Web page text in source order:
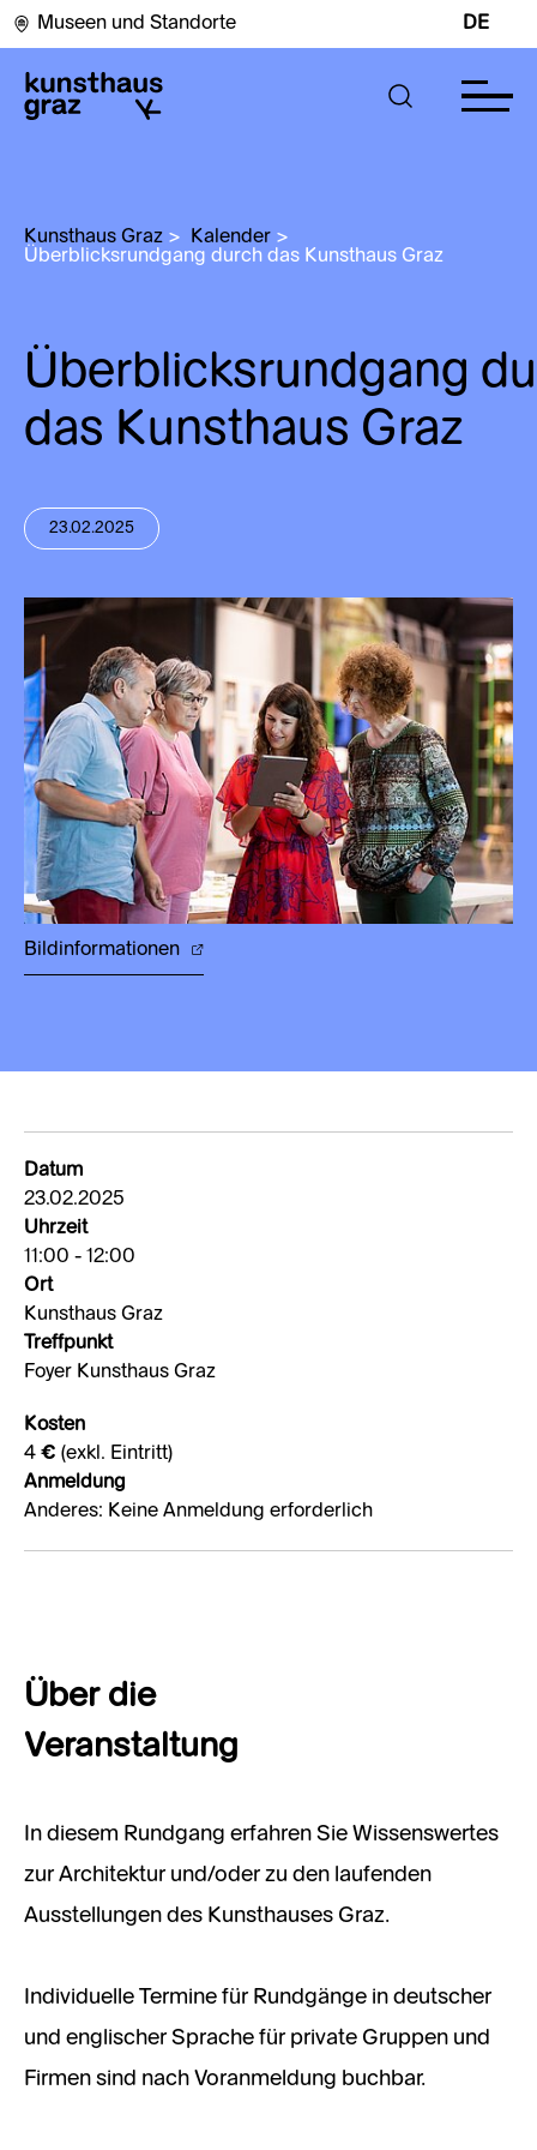
Museen und Standorte DE
Kunsthaus Graz > Kalender >
Überblicksrundgang durch das Kunsthaus Graz
Überblicksrundgang
das Kunsthaus Graz
23.02.2025
Bildinformationen
Datum
23.02.2025
Uhrzeit
11:00 - 12:00
Ort
Kunsthaus Graz
Treffpunkt
Foyer Kunsthaus Graz
Kosten
4 € (exkl. Eintritt)
Anmeldung
Anderes: Keine Anmeldung erforderlich
Über die
Veranstaltung
In diesem Rundgang erfahren Sie Wissenswertes
zur Architektur und/oder zu den laufenden
Ausstellungen des Kunsthauses Graz.
Individuelle Termine für Rundgänge in deutscher
und englischer Sprache für private Gruppen und
Firmen sind nach Voranmeldung buchbar.